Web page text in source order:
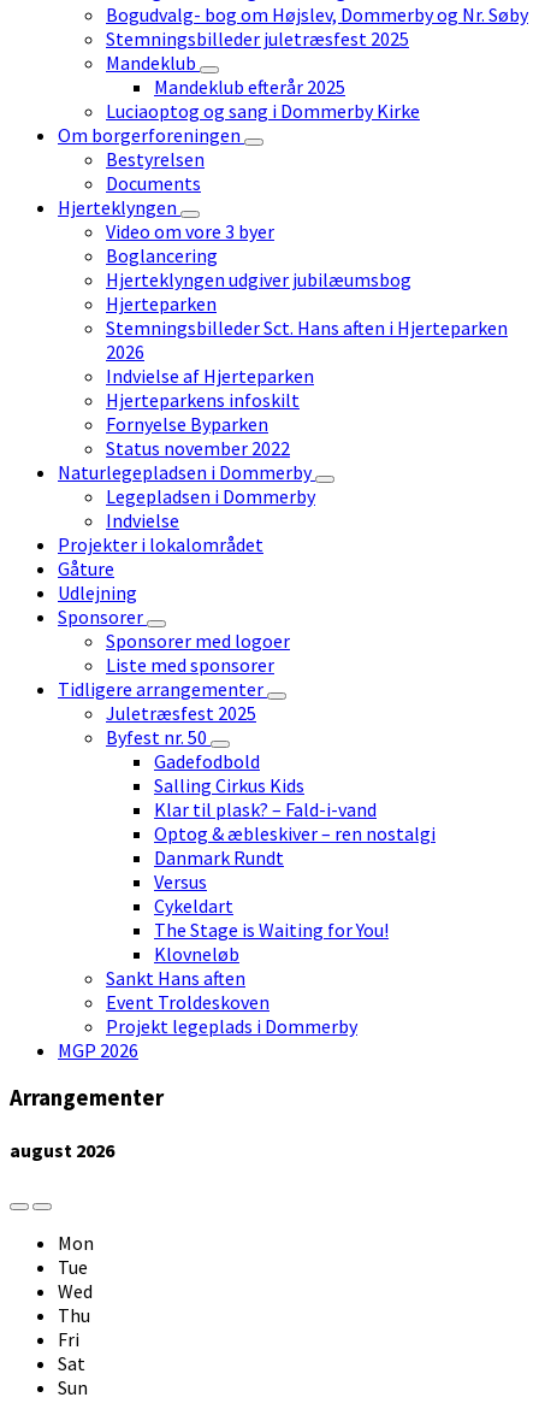
Bogudvalg- bog om Højslev, Dommerby og Nr. Søby
Stemningsbilleder juletræsfest 2025
Mandeklub
Mandeklub efterår 2025
Luciaoptog og sang i Dommerby Kirke
Om borgerforeningen
Bestyrelsen
Documents
Hjerteklyngen
Video om vore 3 byer
Boglancering
Hjerteklyngen udgiver jubilæumsbog
Hjerteparken
Stemningsbilleder Sct. Hans aften i Hjerteparken
2026
Indvielse af Hjerteparken
Hjerteparkens infoskilt
Fornyelse Byparken
Status november 2022
Naturlegepladsen i Dommerby
Legepladsen i Dommerby
Indvielse
Projekter i lokalområdet
Gåture
Udlejning
Sponsorer
Sponsorer med logoer
Liste med sponsorer
Tidligere arrangementer
Juletræsfest 2025
Byfest nr. 50
Gadefodbold
Salling Cirkus Kids
Klar til plask? – Fald-i-vand
Optog & æbleskiver – ren nostalgi
Danmark Rundt
Versus
Cykeldart
The Stage is Waiting for You!
Klovneløb
Sankt Hans aften
Event Troldeskoven
Projekt legeplads i Dommerby
MGP 2026
Arrangementer
august 2026
Previous
Month
Next
Month
Mon
Tue
Wed
Thu
Fri
Sat
Sun